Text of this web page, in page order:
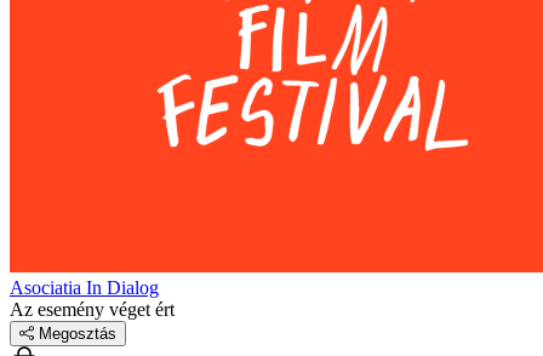
Asociatia In Dialog
Az esemény véget ért
Megosztás